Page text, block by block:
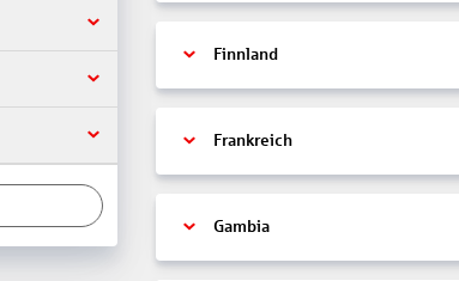
Finnland
Frankreich
Gambia